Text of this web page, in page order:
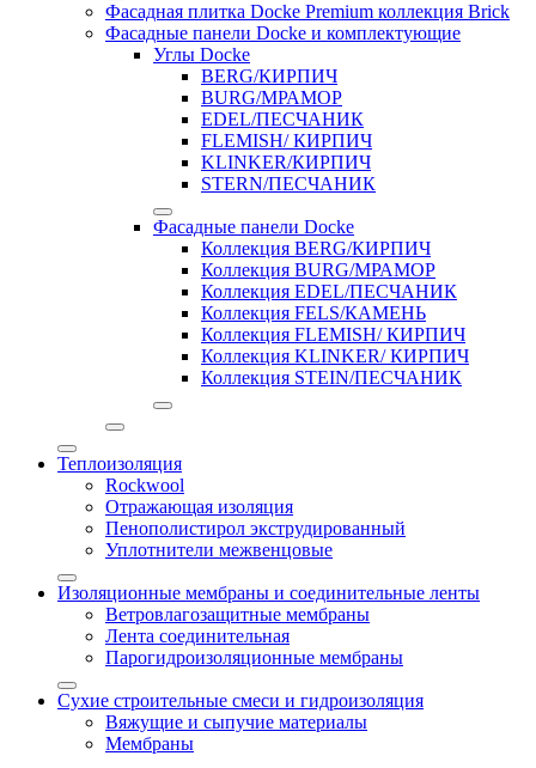
Фасадная плитка Docke Premium коллекция Brick
Фасадные панели Docke и комплектующие
Углы Docke
BERG/КИРПИЧ
BURG/МРАМОР
EDEL/ПЕСЧАНИК
FLEMISH/ КИРПИЧ
KLINKER/КИРПИЧ
STERN/ПЕСЧАНИК
Фасадные панели Docke
Коллекция BERG/КИРПИЧ
Коллекция BURG/МРАМОР
Коллекция EDEL/ПЕСЧАНИК
Коллекция FELS/КАМЕНЬ
Коллекция FLEMISH/ КИРПИЧ
Коллекция KLINKER/ КИРПИЧ
Коллекция STEIN/ПЕСЧАНИК
Теплоизоляция
Rockwool
Отражающая изоляция
Пенополистирол экструдированный
Уплотнители межвенцовые
Изоляционные мембраны и соединительные ленты
Ветровлагозащитные мембраны
Лента соединительная
Парогидроизоляционные мембраны
Сухие строительные смеси и гидроизоляция
Вяжущие и сыпучие материалы
Мембраны